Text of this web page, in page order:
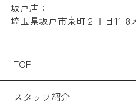
坂戸店：
埼玉県坂戸市泉町２丁目11-8
TOP
スタッフ紹介